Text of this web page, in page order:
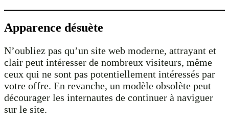
Apparence désuète
N’oubliez pas qu’un site web moderne, attrayant et
clair peut intéresser de nombreux visiteurs, même
ceux qui ne sont pas potentiellement intéressés par
votre offre. En revanche, un modèle obsolète peut
décourager les internautes de continuer à naviguer
sur le site.